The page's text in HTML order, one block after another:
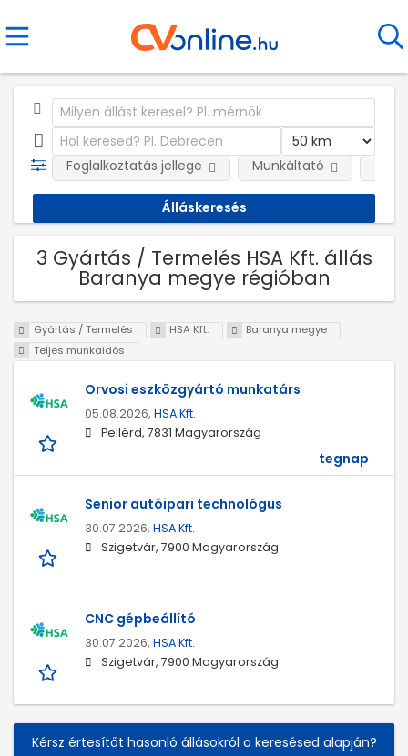
Foglalkoztatás jellege Munkáltató
3 Gyártás / Termelés HSA Kft. állás
Baranya megye régióban
Gyártás / Termelés HSA Kft.
Baranya megye
Teljes munkaidős
Orvosi eszközgyártó munkatárs
05.08.2026, HSA Kft.
Pellérd, 7831 Magyarország
tegnap
Senior autóipari technológus
30.07.2026, HSA Kft.
Szigetvár, 7900 Magyarország
CNC gépbeállító
30.07.2026, HSA Kft.
Szigetvár, 7900 Magyarország
Kérsz értesítőt hasonló állásokról a keresésed alapján?